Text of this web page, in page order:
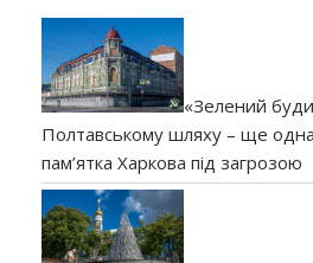
«Зелений
Полтавському шляху – ще одна
пам’ятка Харкова під загрозою